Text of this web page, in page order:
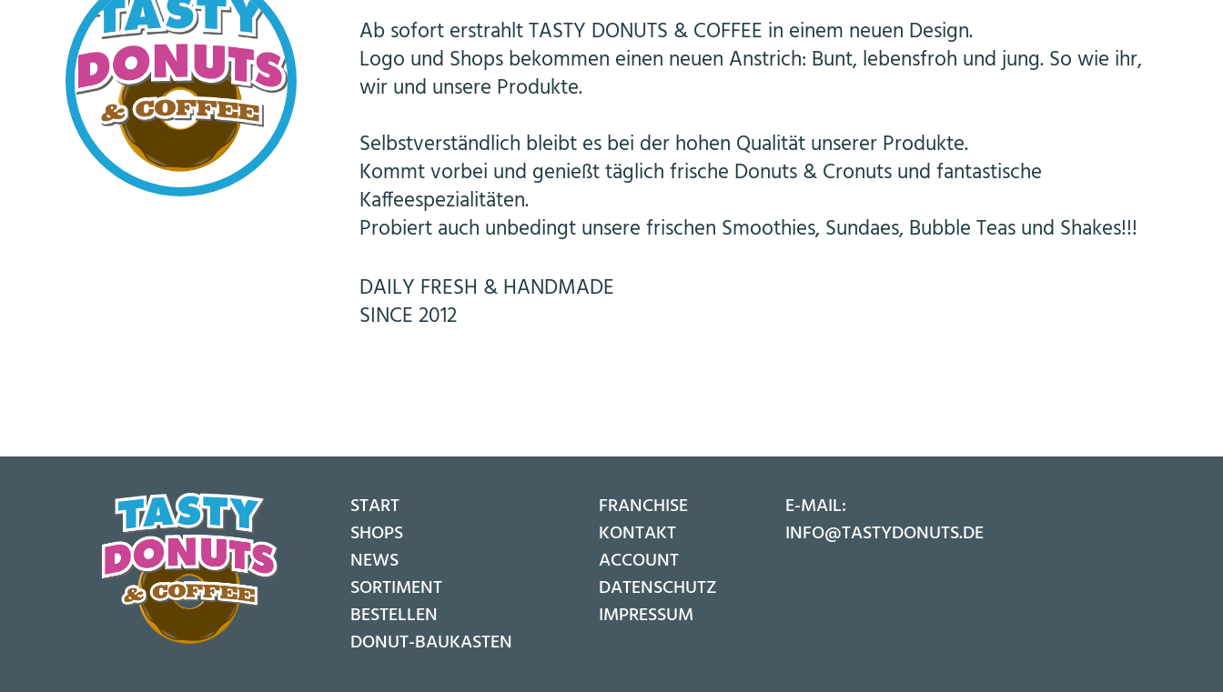
Ab sofort erstrahlt TASTY DONUTS & COFFEE in einem neuen Design.
Logo und Shops bekommen einen neuen Anstrich: Bunt, lebensfroh und jung. So wie ihr,
wir und unsere Produkte.
Selbstverständlich bleibt es bei der hohen Qualität unserer Produkte.
Kommt vorbei und genießt täglich frische Donuts & Cronuts und fantastische
Kaffeespezialitäten.
Probiert auch unbedingt unsere frischen Smoothies, Sundaes, Bubble Teas und Shakes!!!
DAILY FRESH & HANDMADE
SINCE 2012
START
SHOPS
NEWS
SORTIMENT
BESTELLEN
DONUT-BAUKASTEN
FRANCHISE
KONTAKT
ACCOUNT
DATENSCHUTZ
IMPRESSUM
E-MAIL:
INFO@TASTYDONUTS.DE